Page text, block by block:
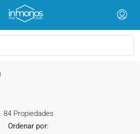
84 Propiedades
Ordenar por: